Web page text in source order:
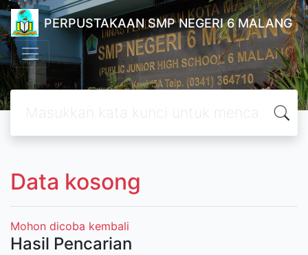
PERPUSTAKAAN SMP NEGERI 6 MALANG
Data kosong
Mohon dicoba kembali
Hasil Pencarian